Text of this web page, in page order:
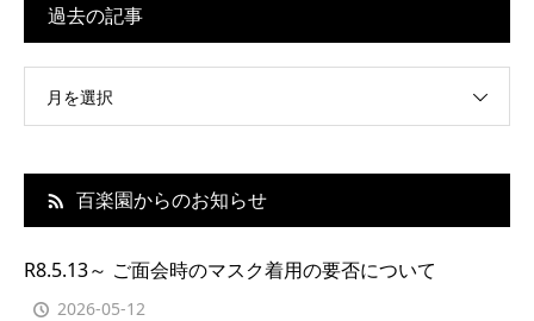
過去の記事
月を選択
百楽園からのお知らせ
R8.5.13～ ご面会時のマスク着用の要否について
2026-05-12